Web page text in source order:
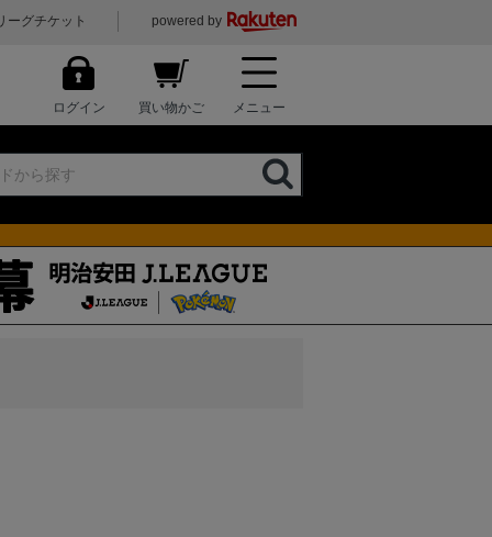
ーグチケット powered by
ログイン 買い物かご メニュー